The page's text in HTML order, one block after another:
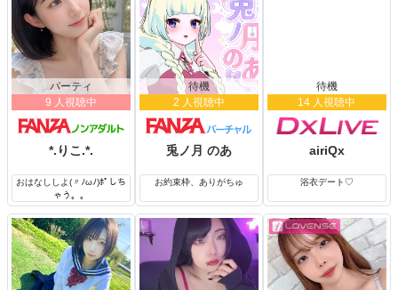
お肌がすべすべになるのが嬉しくて、
つい長居してしまいます（笑）
汗をかいたあとの外気浴で、ぼーっと
過ごす時間がとても心地よいひとときです。
身体をリセットする
大切な時間になっています♪
冷蔵庫にあるもので考える献立は、
言葉に出さなくても、美味しそうに
パクパク食べてくれる顔を見るのが
楽しみのひとつです(´︶`)♡
✧ ˖ ───────── ✧ ˖ ───────── ✧ ˖
パーティ
9 人視聴中
*.りこ.*.
おはなししよ(〃ﾉωﾉ)ﾎﾟしち
ゃう。。
待機
2 人視聴中
兎ノ月 のあ
お約束枠、ありがちゅ
待機
14 人視聴中
airiQx
浴衣デート♡